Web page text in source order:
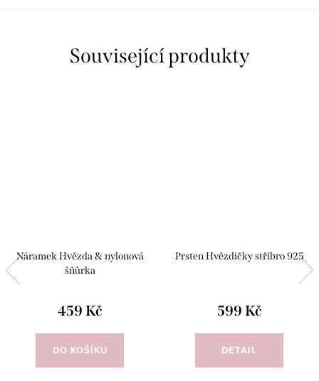
Související produkty
Náramek Hvězda & nylonová
šňůrka
459 Kč
DO KOŠÍKU
Prsten Hvězdičky stříbro 925
599 Kč
DETAIL